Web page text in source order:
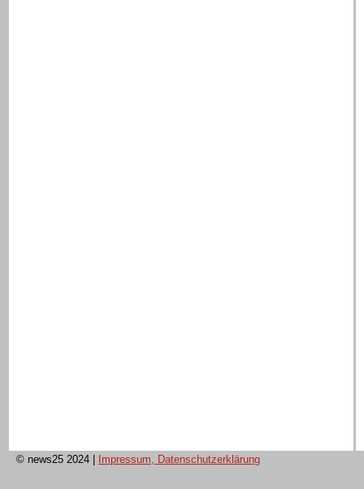
© news25 2024 Impressum, Datenschutzerklärung